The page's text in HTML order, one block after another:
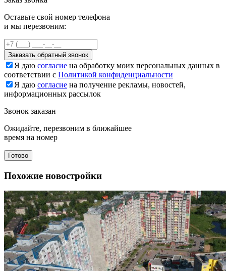
Оставьте свой номер телефона
и мы перезвоним:
Заказать обратный звонок
Я даю согласие на обработку моих персональных данных в
соответствии с Политикой конфиденциальности
Я даю согласие на получение рекламы, новостей,
информационных рассылок
Звонок заказан
Ожидайте, перезвоним в ближайшее
время на номер
Готово
Похожие новостройки